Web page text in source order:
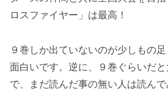
ロスファイヤー」は最高！
９巻しか出ていないのが少しもの
面白いです。逆に、９巻ぐらいだ
で、まだ読んだ事の無い人は読んで